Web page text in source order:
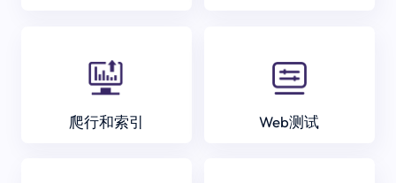
爬行和索引 Web测试